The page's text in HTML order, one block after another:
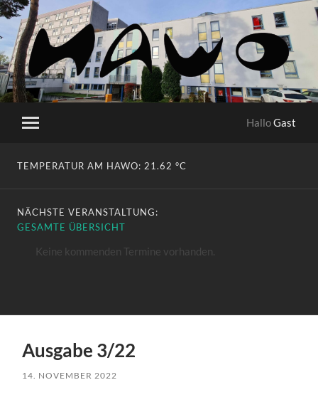
HaWo
Mobile-
HalloGast
TEMPERATUR AM HAWO: 21.62 °C
NÄCHSTE VERANSTALTUNG:
GESAMTE ÜBERSICHT
Keine kommenden Termine vorhanden.
Ausgabe 3/22
14. NOVEMBER 2022